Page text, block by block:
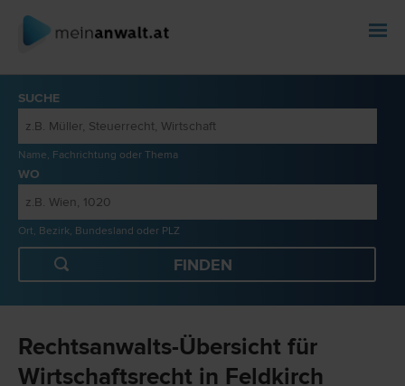
SUCHE
Name, Fachrichtung oder Thema
WO
Ort, Bezirk, Bundesland oder PLZ
Rechtsanwalts-Übersicht für
Wirtschaftsrecht in Feldkirch